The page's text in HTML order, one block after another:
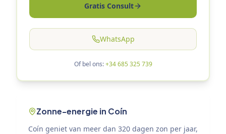
Gratis Consult
WhatsApp
Of bel ons: +34 685 325 739
Zonne-energie in Coín
Coín geniet van meer dan 320 dagen zon per jaar,